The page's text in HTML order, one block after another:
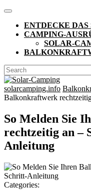
Skip
content
Open
ButtonENTDECKE
CAMPING-
SOLAR-
CLOSE
BUTTON
Search
for:
solarcamping.info
Balkonkraftwerk
So Melden Sie
rechtzeitig an –
Anleitung
Categories: